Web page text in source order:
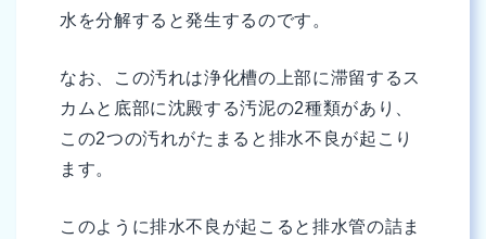
水を分解すると発生するのです。
なお、この汚れは浄化槽の上部に滞留するス
カムと底部に沈殿する汚泥の2種類があり、
この2つの汚れがたまると排水不良が起こり
ます。
このように排水不良が起こると排水管の詰ま